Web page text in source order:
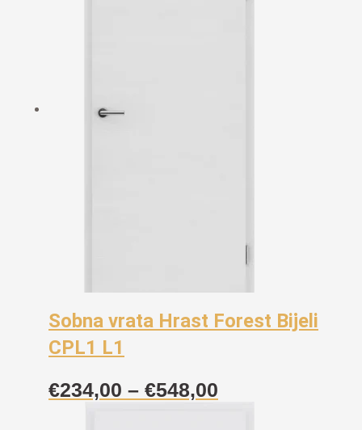
Sobna vrata Hrast Forest Bijeli
CPL1 L1
€234,00 – €548,00